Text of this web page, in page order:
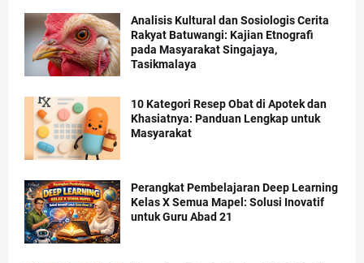
Analisis Kultural dan Sosiologis Cerita
Rakyat Batuwangi: Kajian Etnografi
pada Masyarakat Singajaya,
Tasikmalaya
10 Kategori Resep Obat di Apotek dan
Khasiatnya: Panduan Lengkap untuk
Masyarakat
Perangkat Pembelajaran Deep Learning
Kelas X Semua Mapel: Solusi Inovatif
untuk Guru Abad 21